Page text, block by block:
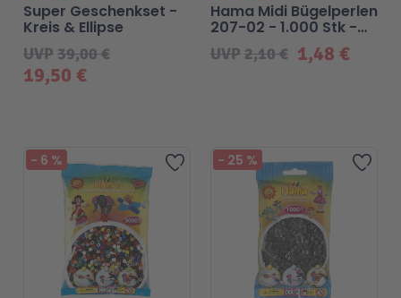
19,50 €
UVP39,00 €
Super Geschenkset -
Kreis & Ellipse
1,48 €
UVP2,10 €
Hama Midi Bügelperlen
207-02 - 1.000 Stk -
Creme
Zur Wunschliste hinzufügen
- 6 % Zur
- 25 %
Beliebt